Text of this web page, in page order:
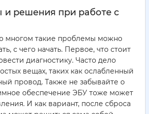
решения при работе с
многом такие проблемы можно
с чего начать. Первое, что стоит
диагностику. Часто дело
вещах, таких как ослабленный
провод. Также не забывайте о
обеспечение ЭБУ тоже может
И как вариант, после сброса